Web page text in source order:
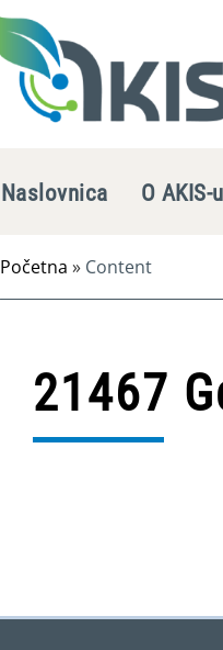
Naslovnica O AKIS-u
Početna » Content
21467